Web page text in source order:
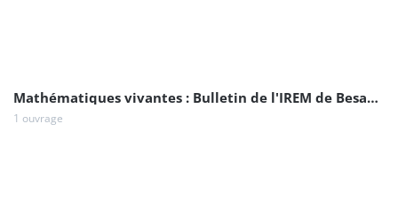
Mathématiques vivantes : Bulletin de l'IREM de Besançon
1 ouvrage